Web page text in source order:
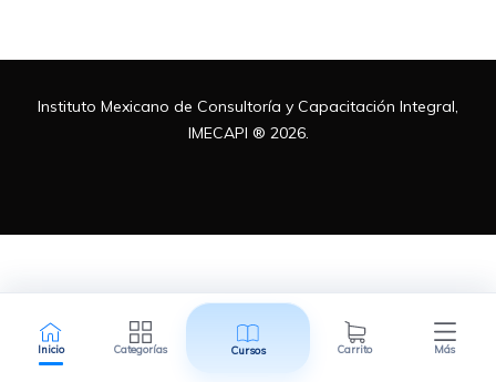
Inicio Categorías Cursos Carrito Más
Normatividad Mexicana
Instituto Mexicano de Consultoría y Capacitación Integral,
IMECAPI ® 2026.